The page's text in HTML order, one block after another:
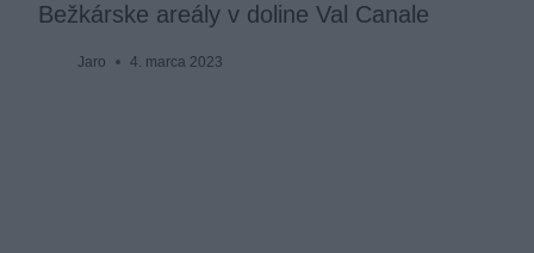
Bežkárske areály v doline Val Canale
Jaro 4. marca 2023